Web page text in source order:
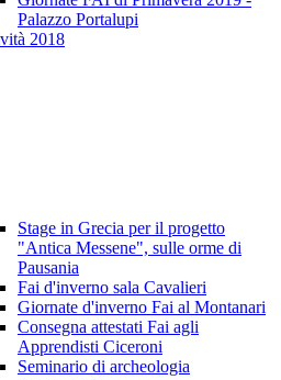
Palazzo Portalupi
2018
Stage in Grecia per il progetto
"Antica Messene", sulle orme di
Pausania
Fai d'inverno sala Cavalieri
Giornate d'inverno Fai al Montanari
Consegna attestati Fai agli
Apprendisti Ciceroni
Seminario di archeologia